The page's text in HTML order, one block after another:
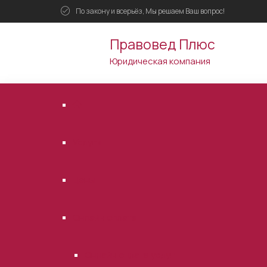
По закону и всерьёз, Мы решаем Ваш вопрос!
Правовед Плюс
Юридическая компания